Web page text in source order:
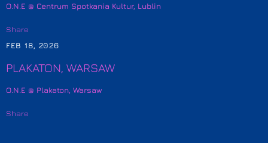
O.N.E @ Centrum Spotkania Kultur, Lublin
Share
FEB 18, 2026
PLAKATON, WARSAW
O.N.E @ Plakaton, Warsaw
Share